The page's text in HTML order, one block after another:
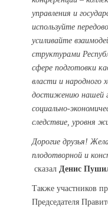
управления и
используйте
усиливайте
структурами
сфере подготовки
власти и народного
достижению нашей
социально-
следствие, уровня
Дорогие друзья!
плодотворной и
сказал Денис
Также участников
Председателя